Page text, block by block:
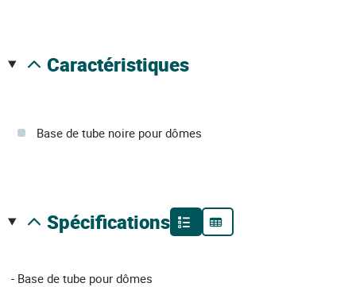
caractéristiques
Base de tube noire pour dômes
spécifications
- Base de tube pour dômes